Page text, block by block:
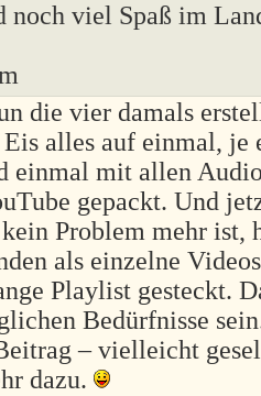
noch viel Spaß im
die vier damals
alles auf einmal,
einmal mit allen
gepackt. Und
Problem mehr ist,
als einzelne
Playlist gesteckt.
Bedürfnisse
– vielleicht
dazu.